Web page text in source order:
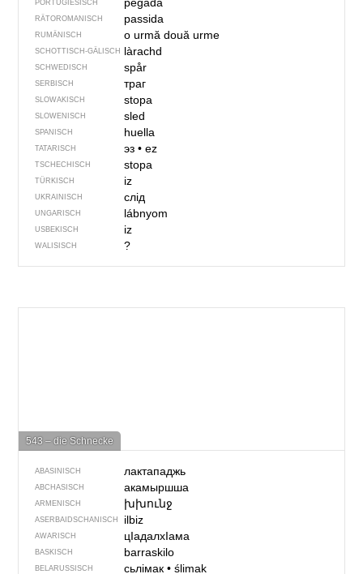
PORTUGIESISCH
RÄTOROMANISCH passida
RUMÄNISCH o urmădouă urme
SCHOTTISCH-GÄLISCH làrachd
SCHWEDISCH spår
SERBISCH траг
SLOWAKISCH stopa
SLOWENISCH sled
SPANISCH huella
TATARISCH эз• ez
TSCHECHISCH stopa
TÜRKISCH iz
UKRAINISCH слід
UNGARISCH lábnyom
USBEKISCH iz
WALISISCH ?
543 – die Schnecke
ABASINISCH лактападжь
ABCHASISCH акамыршша
ARMENISCH խխունջ
ASERBAIDSCHANISCH ilbiz
AWARISCH цIадалхIама
BASKISCH barraskilo
BELARUSSISCH сьлімак• ślimak